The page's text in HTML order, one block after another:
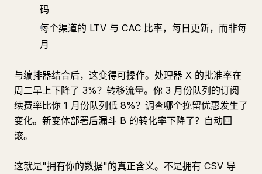
码
每个渠道的 LTV 与 CAC 比率，每日更新，而非每
月
与编排器结合后，这变得可操作。处理器 X 的批准率在
周二早上下降了 3%？转移流量。你 3 月份队列的订阅
续费率比你 1 月份队列低 8%？调查哪个挽留优惠发生了
变化。新变体部署后漏斗 B 的转化率下降了？自动回
滚。
这就是"拥有你的数据"的真正含义。不是拥有 CSV 导